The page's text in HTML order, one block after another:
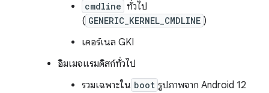
cmdline ทั่วไป
( GENERIC_KERNEL_CMDLINE )
เคอร์เนล GKI
อิมเมจแรมดิสก์ทั่วไป
รวมเฉพาะใน boot รูปภาพจาก Android 12